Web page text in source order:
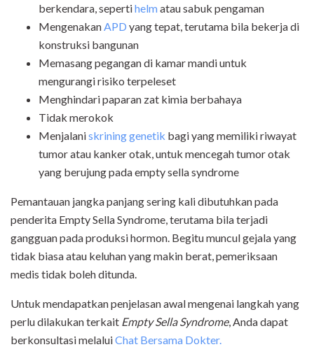
berkendara, sepertihelmatau sabuk pengaman
MengenakanAPD yang tepat, terutama bila bekerja di
konstruksi bangunan
Memasang pegangan di kamar mandi untuk
mengurangi risiko terpeleset
Menghindari paparan zat kimia berbahaya
Tidak merokok
Menjalaniskrining genetik bagi yang memiliki riwayat
tumor atau kanker otak, untuk mencegah tumor otak
yang berujung pada empty sella syndrome
Pemantauan jangka panjang sering kali dibutuhkan pada
penderita Empty Sella Syndrome, terutama bila terjadi
gangguan pada produksi hormon. Begitu muncul gejala yang
tidak biasa atau keluhan yang makin berat, pemeriksaan
medis tidak boleh ditunda.
Untuk mendapatkan penjelasan awal mengenai langkah yang
perlu dilakukan terkait Empty Sella Syndrome, Anda dapat
berkonsultasi melaluiChat Bersama Dokter.